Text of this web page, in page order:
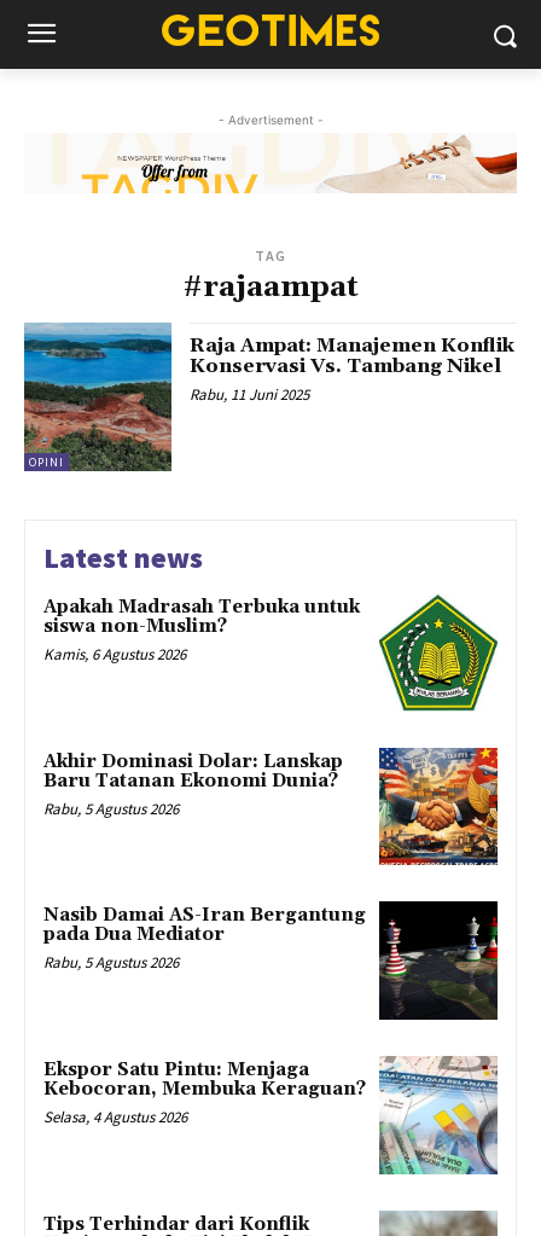
- Advertisement -
TAG
#rajaampat
OPINI
Raja Ampat: Manajemen Konflik
Konservasi Vs. Tambang Nikel
Rabu, 11 Juni 2025
Latest news
Apakah Madrasah Terbuka untuk
siswa non-Muslim?
Kamis, 6 Agustus 2026
Akhir Dominasi Dolar: Lanskap
Baru Tatanan Ekonomi Dunia?
Rabu, 5 Agustus 2026
Nasib Damai AS-Iran Bergantung
pada Dua Mediator
Rabu, 5 Agustus 2026
Ekspor Satu Pintu: Menjaga
Kebocoran, Membuka Keraguan?
Selasa, 4 Agustus 2026
Tips Terhindar dari Konflik